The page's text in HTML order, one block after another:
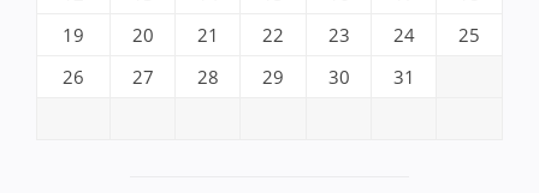
19
20 21 22 23 24
25
26
27 28 29 30 31